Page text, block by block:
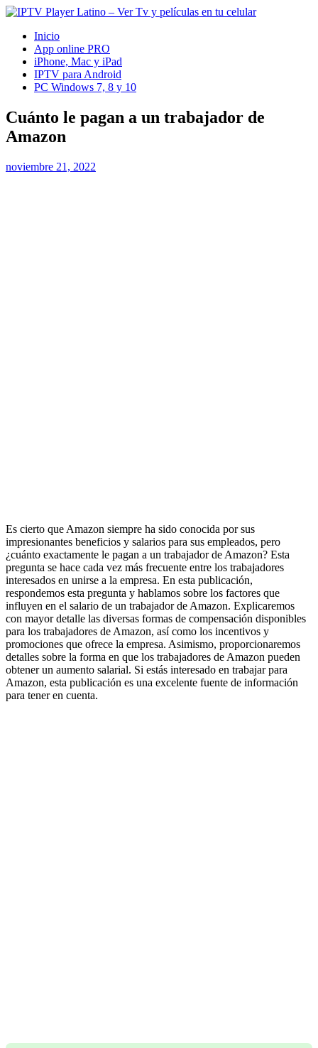
Inicio
App online PRO
iPhone, Mac y iPad
IPTV para Android
PC Windows 7, 8 y 10
Cuánto le pagan a un trabajador de
Amazon
noviembre 21, 2022
Es cierto que Amazon siempre ha sido conocida por sus
impresionantes beneficios y salarios para sus empleados, pero
¿cuánto exactamente le pagan a un trabajador de Amazon? Esta
pregunta se hace cada vez más frecuente entre los trabajadores
interesados en unirse a la empresa. En esta publicación,
respondemos esta pregunta y hablamos sobre los factores que
influyen en el salario de un trabajador de Amazon. Explicaremos
con mayor detalle las diversas formas de compensación disponibles
para los trabajadores de Amazon, así como los incentivos y
promociones que ofrece la empresa. Asimismo, proporcionaremos
detalles sobre la forma en que los trabajadores de Amazon pueden
obtener un aumento salarial. Si estás interesado en trabajar para
Amazon, esta publicación es una excelente fuente de información
para tener en cuenta.